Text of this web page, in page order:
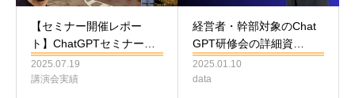
【セミナー開催レポー
ト】ChatGPTセミナー…
2025.07.19
講演会実績
経営者・幹部対象のChat
GPT研修会の詳細資…
2025.01.10
data